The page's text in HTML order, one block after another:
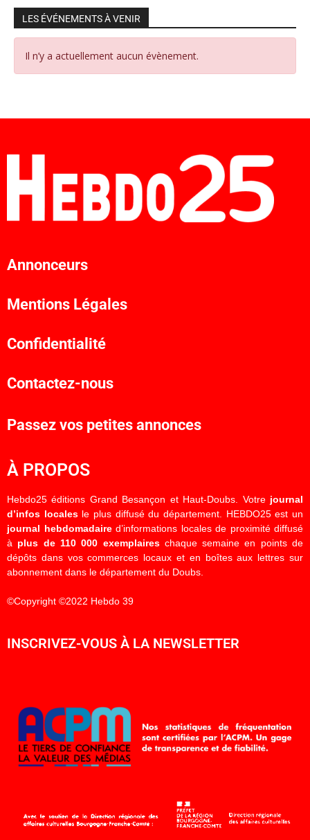
LES ÉVÉNEMENTS À VENIR
Il n’y a actuellement aucun évènement.
Annonceurs
Mentions Légales
Confidentialité
Contactez-nous
Passez vos petites annonces
À PROPOS
Hebdo25 éditions Grand Besançon et Haut-Doubs. Votre journal
d’infos localesle plus diffusé du département. HEBDO25 est un
journal hebdomadaired’informations locales de proximité diffusé
à plus de 110 000 exemplaireschaque semaine en points de
dépôts dans vos commerces locaux et en boîtes aux lettres sur
abonnement dans le département du Doubs.
©Copyright ©2022 Hebdo 39
INSCRIVEZ-VOUS À LA NEWSLETTER